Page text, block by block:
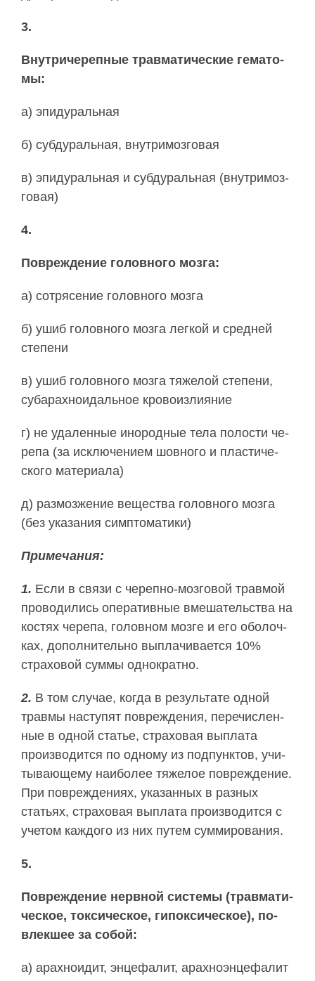
3.
Внут­ри­че­реп­ные трав­ма­ти­че­ские ге­ма­то­
мы:
а) эпи­ду­раль­ная
б) суб­ду­раль­ная, внут­ри­моз­го­вая
в) эпи­ду­раль­ная и суб­ду­раль­ная (внут­ри­моз­
го­вая)
4.
По­вре­ж­де­ние го­лов­но­го моз­га:
а) со­тря­се­ние го­лов­но­го моз­га
б) ушиб го­лов­но­го моз­га легкой и средней
степени
в) ушиб го­лов­но­го моз­га тяжелой степени,
суб­арах­нои­даль­ное кро­во­из­лия­ние
г) не удаленные ино­род­ные те­ла по­лос­ти че­
ре­па (за ис­клю­че­ни­ем шов­но­го и пла­сти­че­
ско­го ма­те­риа­ла)
д) раз­моз­же­ние ве­ще­ст­ва го­лов­но­го моз­га
(без ука­за­ния сим­пто­ма­ти­ки)
При­ме­ча­ния:
1. Ес­ли в свя­зи с че­реп­но-моз­го­вой трав­мой
про­во­ди­лись опе­ра­тив­ные вме­ша­тель­ст­ва на
кос­тях че­ре­па, го­лов­ном моз­ге и его обо­лоч­
ках, до­пол­ни­тель­но вы­пла­чи­ва­ет­ся 10%
стра­хо­вой сум­мы од­но­крат­но.
2. В том слу­чае, ко­гда в ре­зуль­та­те од­ной
трав­мы на­сту­пят по­вре­ж­де­ния, пе­ре­чис­лен­
ные в од­ной статье, страховая выплата
производится по од­но­му из под­пунк­тов, учи­
ты­ваю­ще­му наи­бо­лее тя­же­лое по­вре­ж­де­ние.
При по­вре­ж­де­ни­ях, ука­зан­ных в раз­ных
стать­ях, страховая выплата производится с
уче­том ка­ж­до­го из них пу­тем сум­ми­ро­ва­ния.
5.
По­вре­ж­де­ние нерв­ной сис­те­мы (трав­ма­ти­
че­ское, ток­си­че­ское, ги­пок­си­че­ское), по­
влек­шее за со­бой:
а) арах­нои­дит, эн­це­фа­лит, арах­но­эн­це­фа­лит